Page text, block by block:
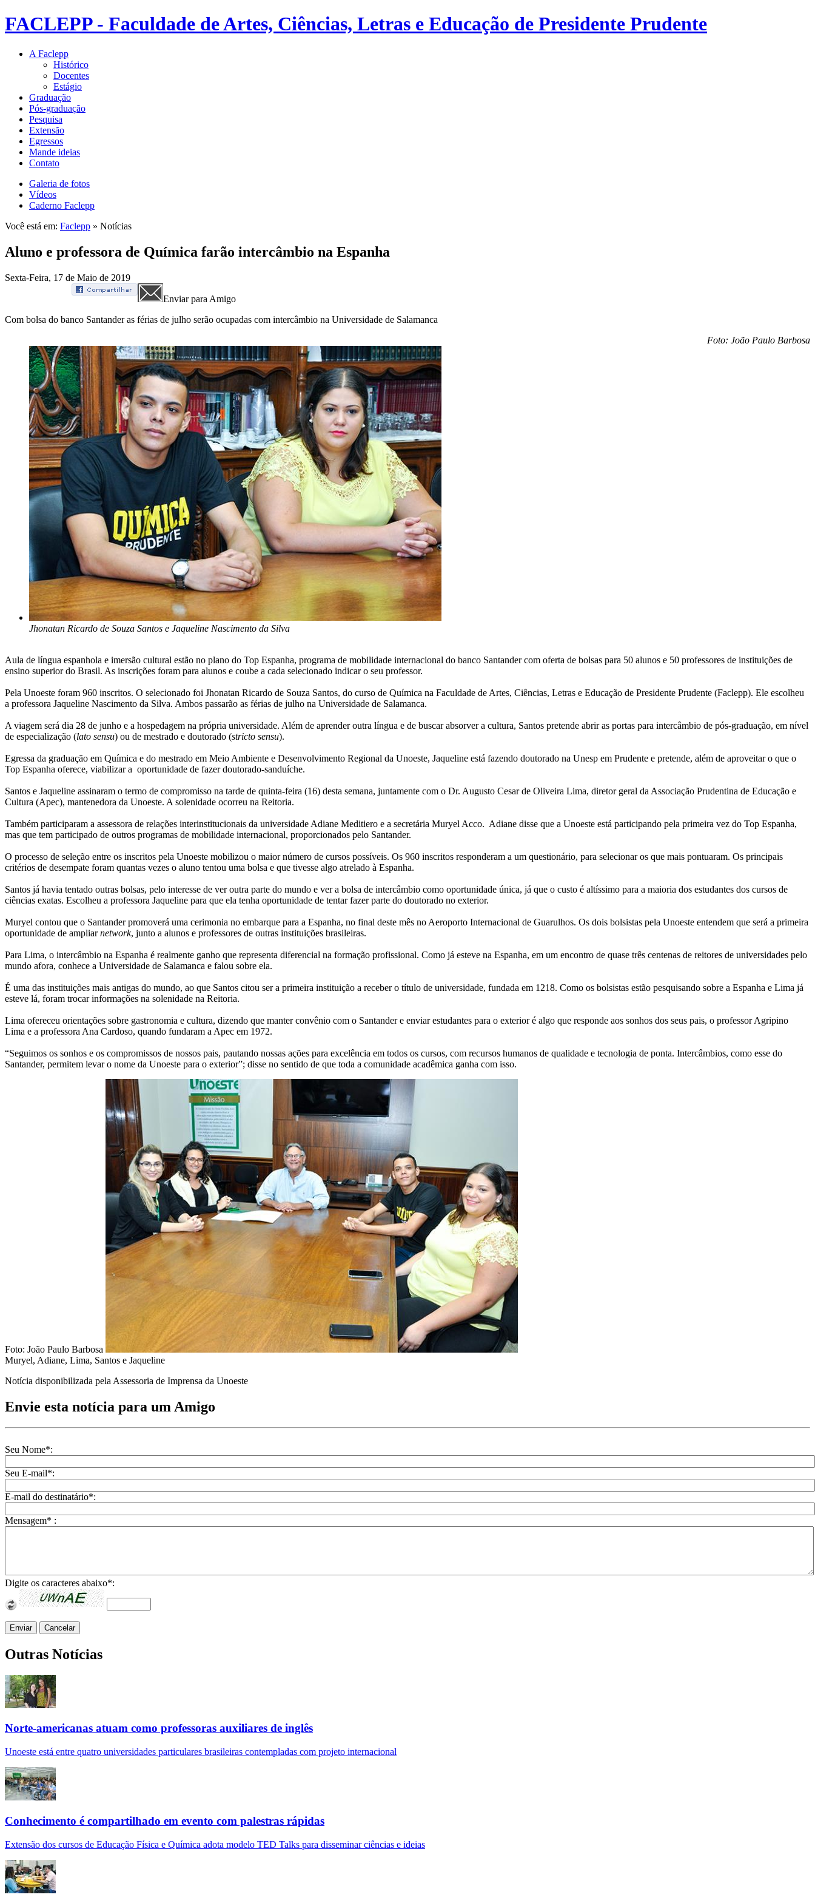
FACLEPP - Faculdade de Artes, Ciências, Letras e Educação de Presidente Prudente
A Faclepp
Histórico
Docentes
Estágio
Graduação
Pós-graduação
Pesquisa
Extensão
Egressos
Mande ideias
Contato
Galeria de fotos
Vídeos
Caderno Faclepp
Você está em: Faclepp » Notícias
Aluno e professora de Química farão intercâmbio na Espanha
Sexta-Feira, 17 de Maio de 2019
Enviar para Amigo
Com bolsa do banco Santander as férias de julho serão ocupadas com intercâmbio na Universidade de Salamanca
Foto: João Paulo Barbosa
Jhonatan Ricardo de Souza Santos e Jaqueline Nascimento da Silva
Aula de língua espanhola e imersão cultural estão no plano do Top Espanha, programa de mobilidade internacional do banco Santander com oferta de bolsas para 50 alunos e 50 professores de instituições de
ensino superior do Brasil. As inscrições foram para alunos e coube a cada selecionado indicar o seu professor.
Pela Unoeste foram 960 inscritos. O selecionado foi Jhonatan Ricardo de Souza Santos, do curso de Química na Faculdade de Artes, Ciências, Letras e Educação de Presidente Prudente (Faclepp). Ele escolheu
a professora Jaqueline Nascimento da Silva. Ambos passarão as férias de julho na Universidade de Salamanca.
A viagem será dia 28 de junho e a hospedagem na própria universidade. Além de aprender outra língua e de buscar absorver a cultura, Santos pretende abrir as portas para intercâmbio de pós-graduação, em nível
de especialização (lato sensu) ou de mestrado e doutorado (stricto sensu).
Egressa da graduação em Química e do mestrado em Meio Ambiente e Desenvolvimento Regional da Unoeste, Jaqueline está fazendo doutorado na Unesp em Prudente e pretende, além de aproveitar o que o
Top Espanha oferece, viabilizar a oportunidade de fazer doutorado-sanduíche.
Santos e Jaqueline assinaram o termo de compromisso na tarde de quinta-feira (16) desta semana, juntamente com o Dr. Augusto Cesar de Oliveira Lima, diretor geral da Associação Prudentina de Educação e
Cultura (Apec), mantenedora da Unoeste. A solenidade ocorreu na Reitoria.
Também participaram a assessora de relações interinstitucionais da universidade Adiane Meditiero e a secretária Muryel Acco. Adiane disse que a Unoeste está participando pela primeira vez do Top Espanha,
mas que tem participado de outros programas de mobilidade internacional, proporcionados pelo Santander.
O processo de seleção entre os inscritos pela Unoeste mobilizou o maior número de cursos possíveis. Os 960 inscritos responderam a um questionário, para selecionar os que mais pontuaram. Os principais
critérios de desempate foram quantas vezes o aluno tentou uma bolsa e que tivesse algo atrelado à Espanha.
Santos já havia tentado outras bolsas, pelo interesse de ver outra parte do mundo e ver a bolsa de intercâmbio como oportunidade única, já que o custo é altíssimo para a maioria dos estudantes dos cursos de
ciências exatas. Escolheu a professora Jaqueline para que ela tenha oportunidade de tentar fazer parte do doutorado no exterior.
Muryel contou que o Santander promoverá uma cerimonia no embarque para a Espanha, no final deste mês no Aeroporto Internacional de Guarulhos. Os dois bolsistas pela Unoeste entendem que será a primeira
oportunidade de ampliarnetwork, junto a alunos e professores de outras instituições brasileiras.
Para Lima, o intercâmbio na Espanha é realmente ganho que representa diferencial na formação profissional. Como já esteve na Espanha, em um encontro de quase três centenas de reitores de universidades pelo
mundo afora, conhece a Universidade de Salamanca e falou sobre ela.
É uma das instituições mais antigas do mundo, ao que Santos citou ser a primeira instituição a receber o título de universidade, fundada em 1218. Como os bolsistas estão pesquisando sobre a Espanha e Lima já
esteve lá, foram trocar informações na solenidade na Reitoria.
Lima ofereceu orientações sobre gastronomia e cultura, dizendo que manter convênio com o Santander e enviar estudantes para o exterior é algo que responde aos sonhos dos seus pais, o professor Agripino
Lima e a professora Ana Cardoso, quando fundaram a Apec em 1972.
“Seguimos os sonhos e os compromissos de nossos pais, pautando nossas ações para excelência em todos os cursos, com recursos humanos de qualidade e tecnologia de ponta. Intercâmbios, como esse do
Santander, permitem levar o nome da Unoeste para o exterior”; disse no sentido de que toda a comunidade acadêmica ganha com isso.
Foto: João Paulo Barbosa
Muryel, Adiane, Lima, Santos e Jaqueline
Notícia disponibilizada pela Assessoria de Imprensa da Unoeste
Envie esta notícia para um Amigo
Seu Nome*:
Seu E-mail*:
E-mail do destinatário*:
Mensagem* :
Digite os caracteres abaixo*:
Outras Notícias
Norte-americanas atuam como professoras auxiliares de inglês
Unoeste está entre quatro universidades particulares brasileiras contempladas com projeto internacional
Conhecimento é compartilhado em evento com palestras rápidas
Extensão dos cursos de Educação Física e Química adota modelo TED Talks para disseminar ciências e ideias